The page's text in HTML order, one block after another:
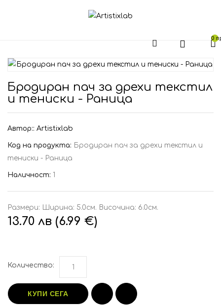
0
Бродиран пач за дрехи текстил
и тениски - Раница
Автор:: Artistixlab
Код на продукта: Бродиран пач за дрехи текстил и
тениски - Раница
Наличност: 1
Размери: Ширина: 5.0см. Височина: 6.0см.
13.70 лв (6.99 €)
Количество:
КУПИ СЕГА